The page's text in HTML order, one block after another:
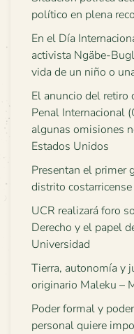
político en plena
En el Día
activista Ngäbe-
vida de un niño o
El anuncio del retiro
Penal Internacional
algunas omisiones
Estados Unidos
Presentan el primer
distrito costarricense
UCR realizará foro
Derecho y el papel
Universidad
Tierra, autonomía y
originario Maleku –
Poder formal y
personal quiere